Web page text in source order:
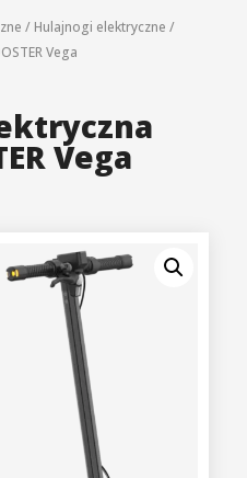
/ Hulajnogi elektryczne /
Vega
Vega